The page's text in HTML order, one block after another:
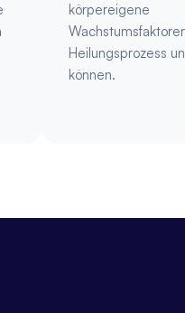
körpereigene
Heilungsprozess
können.